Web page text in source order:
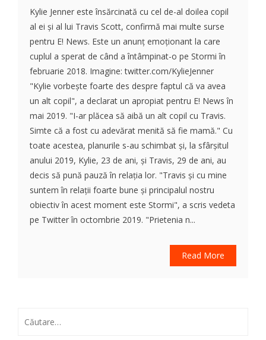
Kylie Jenner este însărcinată cu cel de-al doilea copil
al ei și al lui Travis Scott, confirmă mai multe surse
pentru E! News. Este un anunț emoționant la care
cuplul a sperat de când a întâmpinat-o pe Stormi în
februarie 2018. Imagine: twitter.com/KylieJenner
"Kylie vorbește foarte des despre faptul că va avea
un alt copil", a declarat un apropiat pentru E! News în
mai 2019. "I-ar plăcea să aibă un alt copil cu Travis.
Simte că a fost cu adevărat menită să fie mamă." Cu
toate acestea, planurile s-au schimbat și, la sfârșitul
anului 2019, Kylie, 23 de ani, și Travis, 29 de ani, au
decis să pună pauză în relația lor. "Travis și cu mine
suntem în relații foarte bune și principalul nostru
obiectiv în acest moment este Stormi", a scris vedeta
pe Twitter în octombrie 2019. "Prietenia n...
Read More